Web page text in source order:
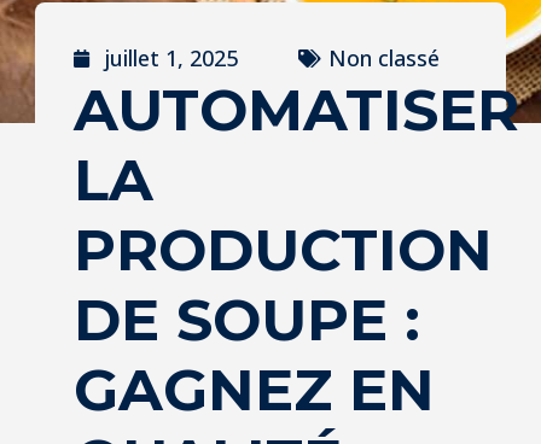
juillet 1, 2025 Non classé
AUTOMATISER
LA
PRODUCTION
DE SOUPE :
GAGNEZ EN